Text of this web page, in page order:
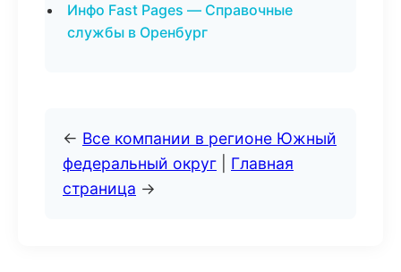
Инфо Fast Pages — Справочные
службы в Оренбург
← Все компании в регионе Южный
федеральный округ
Главная
страница →